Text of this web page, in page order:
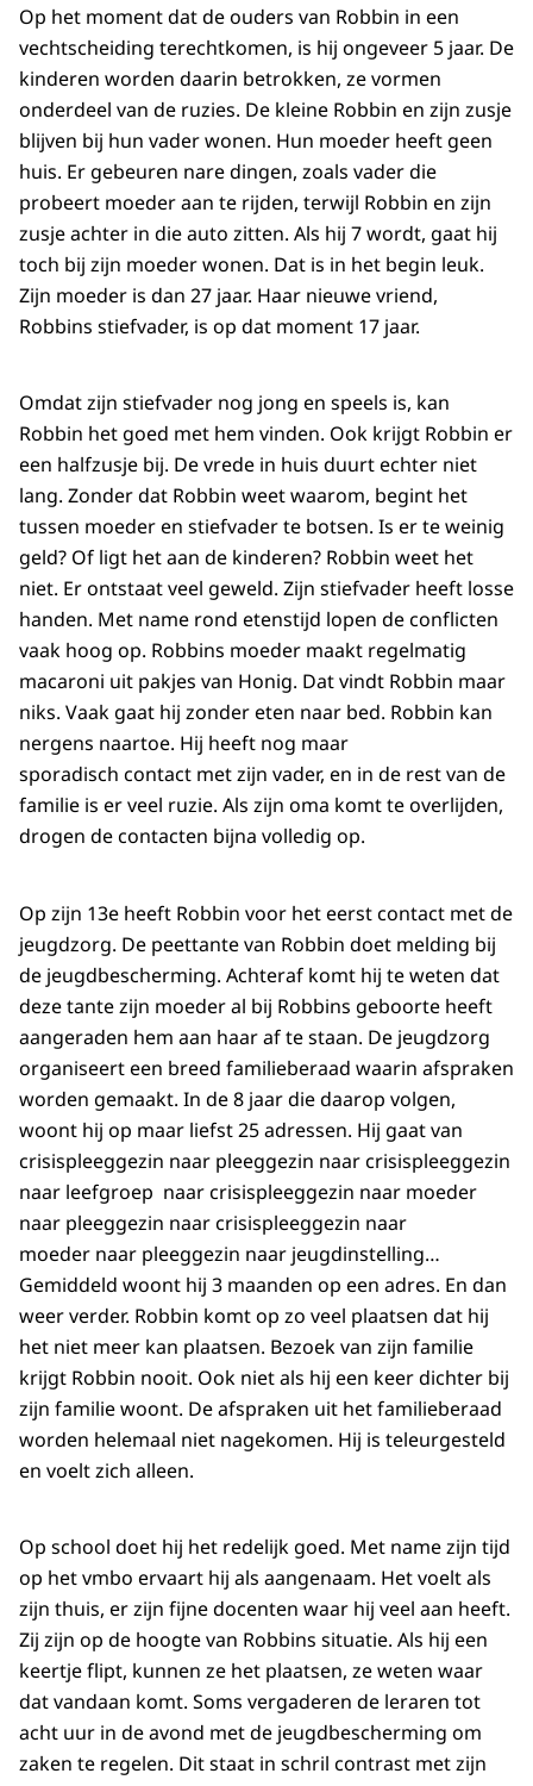
Op het moment dat de ouders van Robbin in een
vechtscheiding terechtkomen, is hij ongeveer 5 jaar. De
kinderen worden daarin betrokken, ze vormen
onderdeel van de ruzies. De kleine Robbin en zijn zusje
blijven bij hun vader wonen. Hun moeder heeft geen
huis. Er gebeuren nare dingen, zoals vader die
probeert moeder aan te rijden, terwijl Robbin en zijn
zusje achter in die auto zitten. Als hij 7 wordt, gaat hij
toch bij zijn moeder wonen. Dat is in het begin leuk.
Zijn moeder is dan 27 jaar. Haar nieuwe vriend,
Robbins stiefvader, is op dat moment 17 jaar.
Omdat zijn stiefvader nog jong en speels is, kan
Robbin het goed met hem vinden. Ook krijgt Robbin er
een halfzusje bij. De vrede in huis duurt echter niet
lang. Zonder dat Robbin weet waarom, begint het
tussen moeder en stiefvader te botsen. Is er te weinig
geld? Of ligt het aan de kinderen? Robbin weet het
niet. Er ontstaat veel geweld. Zijn stiefvader heeft losse
handen. Met name rond etenstijd lopen de conflicten
vaak hoog op. Robbins moeder maakt regelmatig
macaroni uit pakjes van Honig. Dat vindt Robbin maar
niks. Vaak gaat hij zonder eten naar bed. Robbin kan
nergens naartoe. Hij heeft nog maar
sporadisch contact met zijn vader, en in de rest van de
familie is er veel ruzie. Als zijn oma komt te overlijden,
drogen de contacten bijna volledig op.
Op zijn 13e heeft Robbin voor het eerst contact met de
jeugdzorg. De peettante van Robbin doet melding bij
de jeugdbescherming. Achteraf komt hij te weten dat
deze tante zijn moeder al bij Robbins geboorte heeft
aangeraden hem aan haar af te staan. De jeugdzorg
organiseert een breed familieberaad waarin afspraken
worden gemaakt. In de 8 jaar die daarop volgen,
woont hij op maar liefst 25 adressen. Hij gaat van
crisispleeggezin naar pleeggezin naar crisispleeggezin
naar leefgroep naar crisispleeggezin naar moeder
naar pleeggezin naar crisispleeggezin naar
moeder naar pleeggezin naar jeugdinstelling…
Gemiddeld woont hij 3 maanden op een adres. En dan
weer verder. Robbin komt op zo veel plaatsen dat hij
het niet meer kan plaatsen. Bezoek van zijn familie
krijgt Robbin nooit. Ook niet als hij een keer dichter bij
zijn familie woont. De afspraken uit het familieberaad
worden helemaal niet nagekomen. Hij is teleurgesteld
en voelt zich alleen.
Op school doet hij het redelijk goed. Met name zijn tijd
op het vmbo ervaart hij als aangenaam. Het voelt als
zijn thuis, er zijn fijne docenten waar hij veel aan heeft.
Zij zijn op de hoogte van Robbins situatie. Als hij een
keertje flipt, kunnen ze het plaatsen, ze weten waar
dat vandaan komt. Soms vergaderen de leraren tot
acht uur in de avond met de jeugdbescherming om
zaken te regelen. Dit staat in schril contrast met zijn